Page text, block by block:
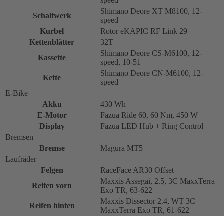
Schaltwerk
Shimano Deore XT M8100, 12-
speed
Kurbel
Rotor eKAPIC RF Link 29
Kettenblätter
32T
Kassette
Shimano Deore CS-M6100, 12-
speed, 10-51
Kette
Shimano Deore CN-M6100, 12-
speed
E-Bike
Akku
430 Wh
E-Motor
Fazua Ride 60, 60 Nm, 450 W
Display
Fazua LED Hub + Ring Control
Bremsen
Bremse
Magura MT5
Laufräder
Felgen
RaceFace AR30 Offset
Reifen vorn
Maxxis Assegai, 2.5, 3C MaxxTerra
Exo TR, 63-622
Reifen hinten
Maxxis Dissector 2.4, WT 3C
MaxxTerra Exo TR, 61-622